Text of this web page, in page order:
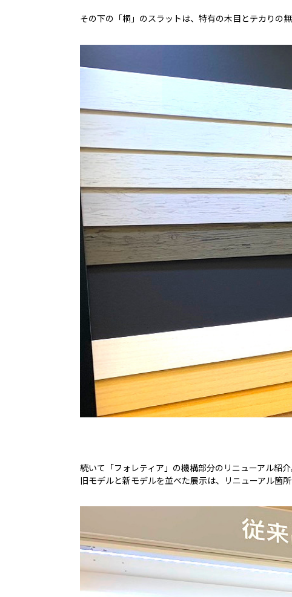
その下の「桐」のスラットは、特有の木目とテカりの
続いて「フォレティア」の機構部分のリニューアル紹介
旧モデルと新モデルを並べた展示は、リニューアル箇